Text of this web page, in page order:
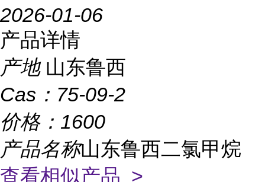
2026-01-06
产品详情
产地 山东鲁西
Cas： 75-09-2
价格： 1600
产品名称山东鲁西二氯甲烷
查看相似产品 >